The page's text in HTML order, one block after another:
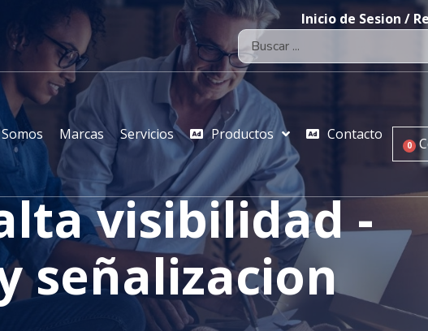
Inicio de Sesion /
Marcas Servicios Productos Contacto
0
visibilidad -
señalizacion